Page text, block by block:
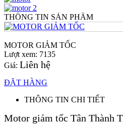
THÔNG TIN SẢN PHẨM
MOTOR GIẢM TỐC
Lượt xem: 7135
Giá: Liên hệ
ĐẶT HÀNG
THÔNG TIN CHI TIẾT
Motor giảm tốc Tân Thành